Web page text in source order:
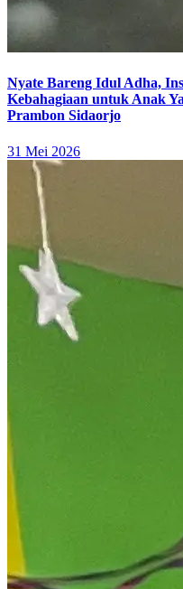
Nyate Bareng Idul Adha,
Kebahagiaan untuk Anak
Prambon Sidaorjo
31 Mei 2026